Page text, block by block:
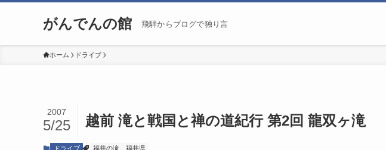
がんでんの館 飛騨からブログで独り言
ホーム ドライブ
越前 滝と戦国と禅の道紀行 第2回 龍双ヶ滝
2007
5/25
ドライブ 福井の滝 福井県